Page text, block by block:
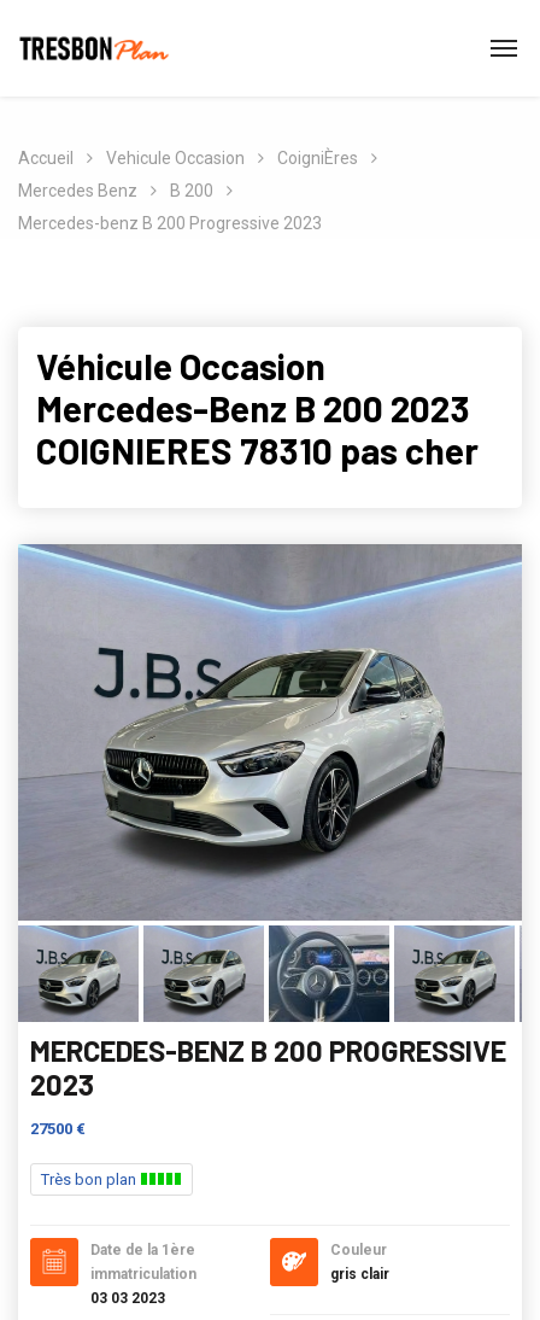
Accueil Vehicule Occasion
CoigniÈres
Mercedes Benz
B 200
Mercedes-benz B 200 Progressive 2023
Véhicule Occasion
Mercedes-Benz B 200 2023
COIGNIERES 78310 pas cher
MERCEDES-BENZ B 200 PROGRESSIVE
2023
27500 €
Très bon plan
Date de la 1ère
immatriculation
03 03 2023
Couleur
gris clair